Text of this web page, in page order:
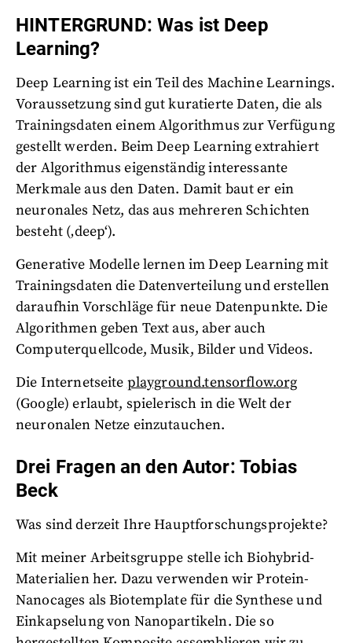
HINTERGRUND: Was ist Deep
Learning?
Deep Learning ist ein Teil des Machine Learnings.
Voraussetzung sind gut kuratierte Daten, die als
Trainingsdaten einem Algorithmus zur Verfügung
gestellt werden. Beim Deep Learning extrahiert
der Algorithmus eigenständig interessante
Merkmale aus den Daten. Damit baut er ein
neuronales Netz, das aus mehreren Schichten
besteht (‚deep‘).
Generative Modelle lernen im Deep Learning mit
Trainingsdaten die Datenverteilung und erstellen
daraufhin Vorschläge für neue Datenpunkte. Die
Algorithmen geben Text aus, aber auch
Computerquellcode, Musik, Bilder und Videos.
Die Internetseite playground.tensorflow.org
(Google) erlaubt, spielerisch in die Welt der
neuronalen Netze einzutauchen.
Drei Fragen an den Autor: Tobias
Beck
Was sind derzeit Ihre Hauptforschungsprojekte?
Mit meiner Arbeitsgruppe stelle ich Biohybrid-
Materialien her. Dazu verwenden wir Protein-
Nanocages als Biotemplate für die Synthese und
Einkapselung von Nanopartikeln. Die so